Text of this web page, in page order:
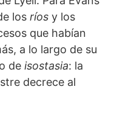
los ríos y los
que habían
a lo largo de su
de isostasia: la
decrece al